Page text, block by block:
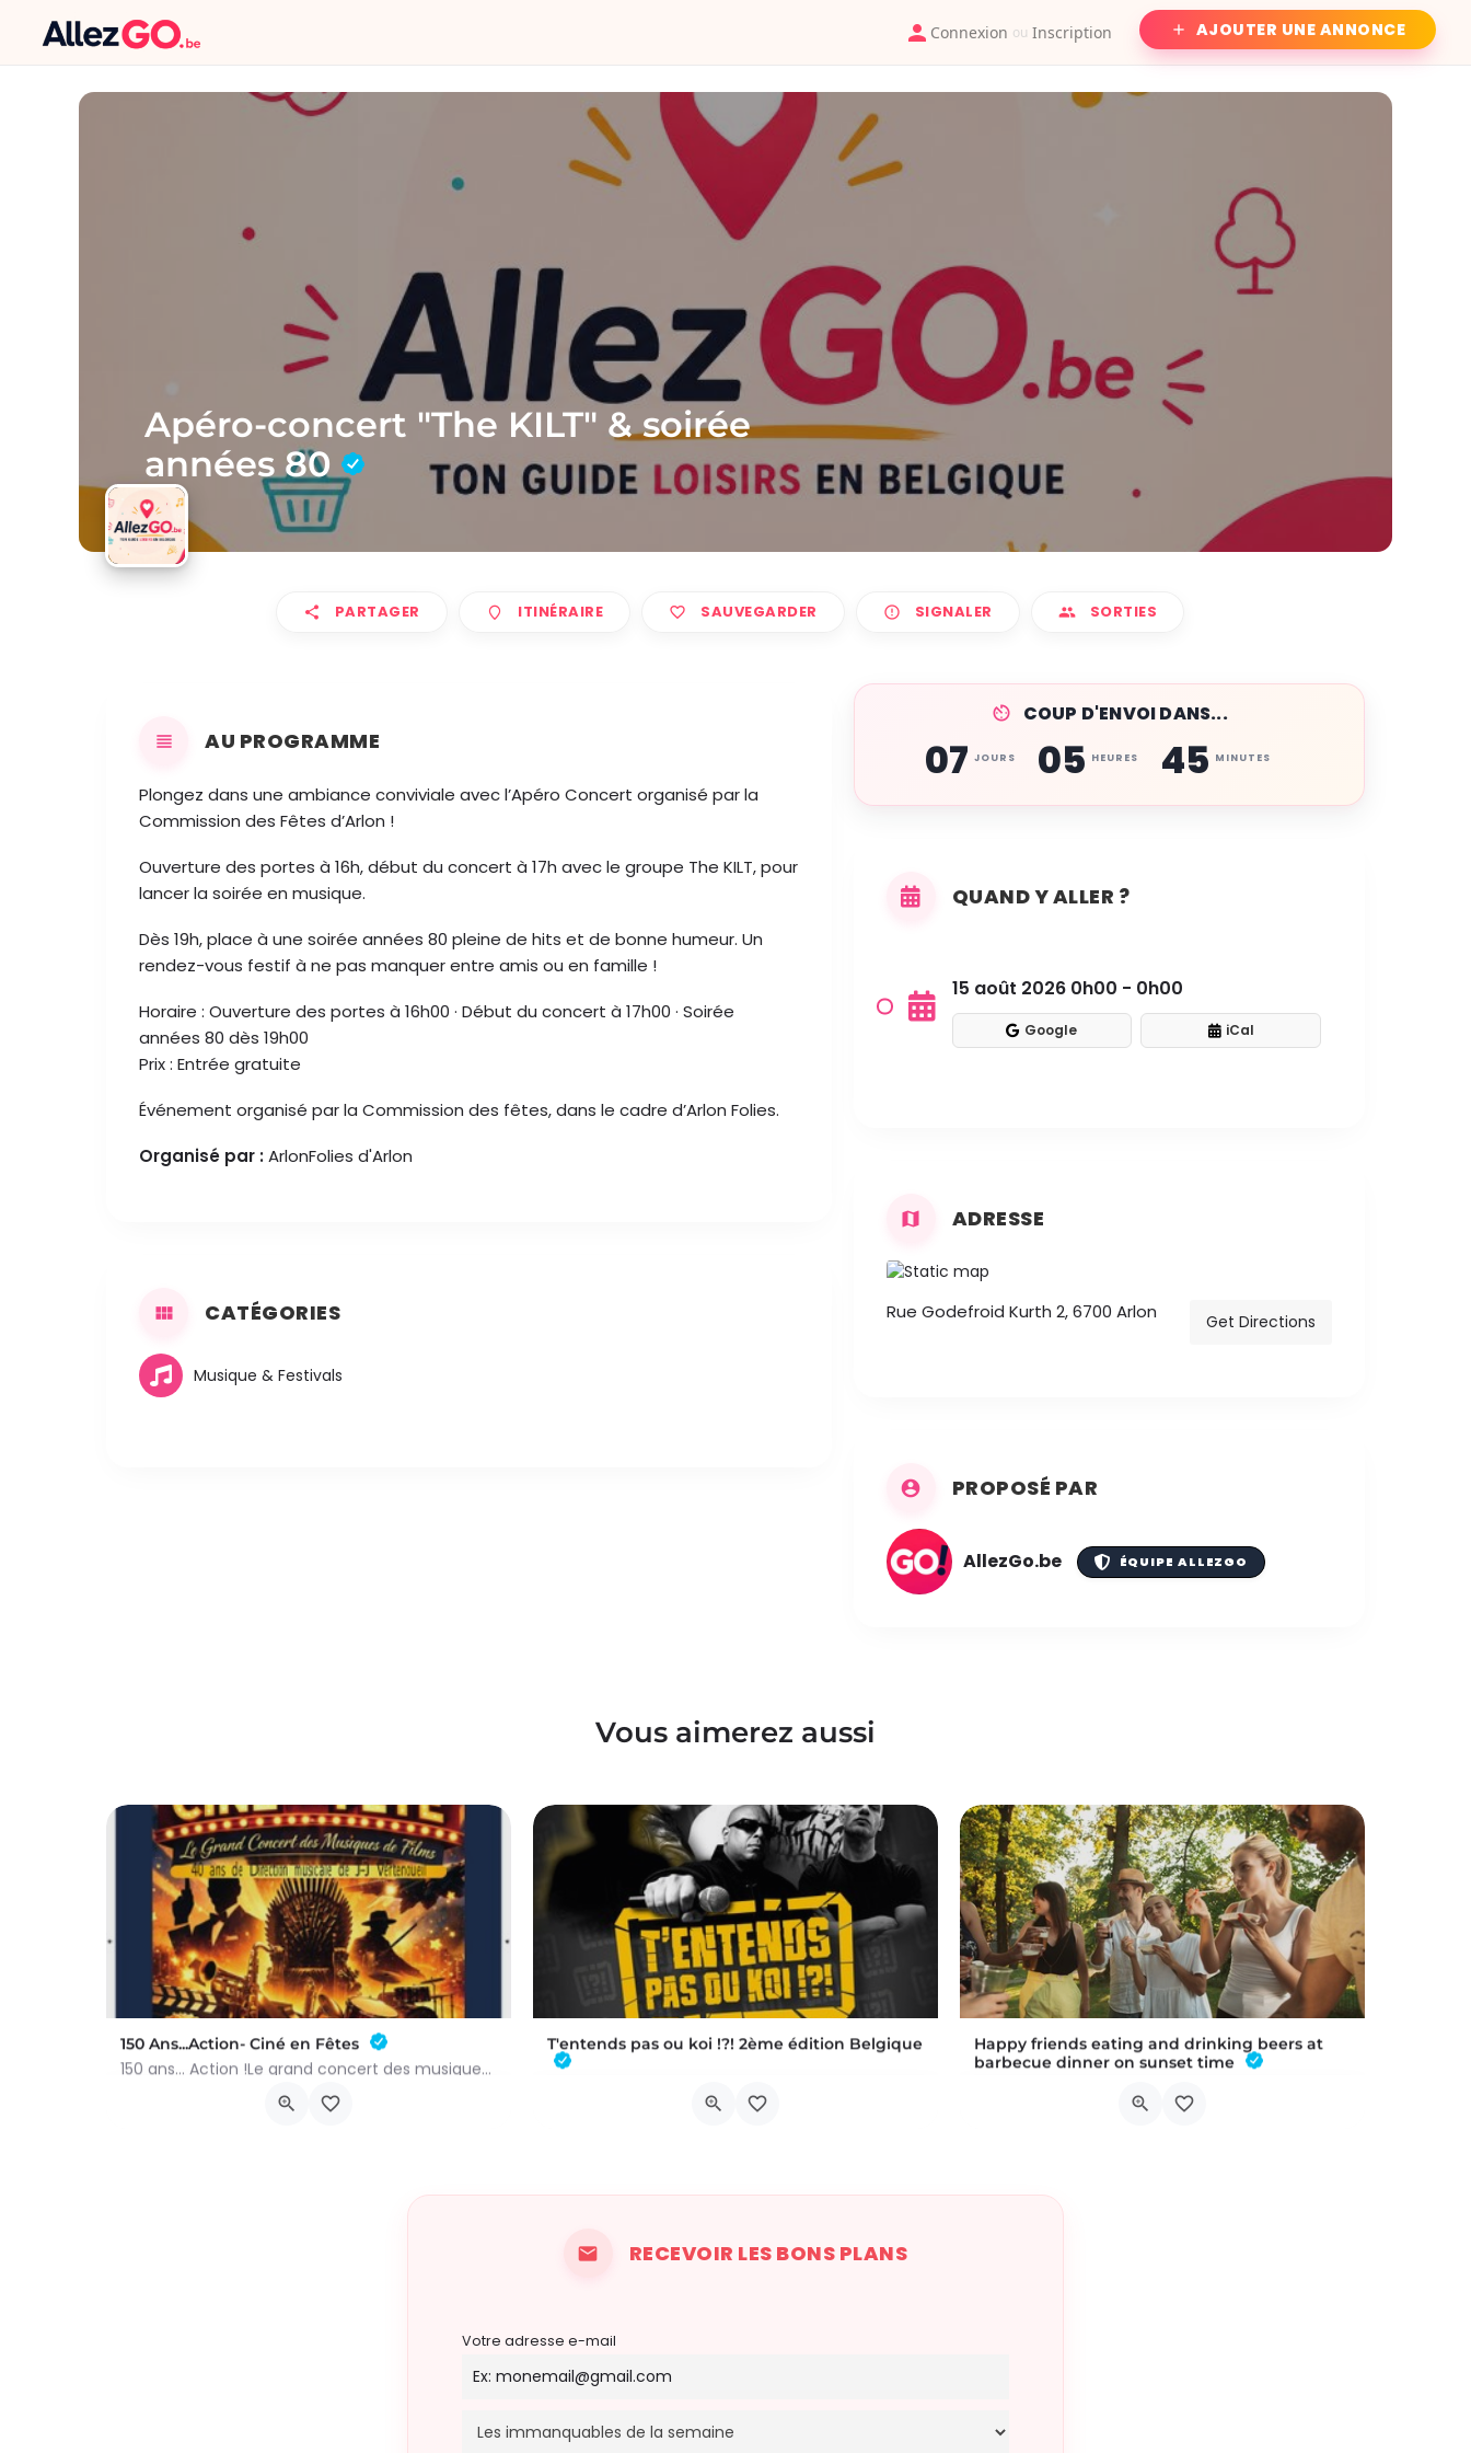
Connexion ou Inscription AJOUTER UNE ANNONCE
Apéro-concert "The KILT" & soirée
années 80
PARTAGER ITINÉRAIRE SAUVEGARDER SIGNALER SORTIES
AU PROGRAMME
Plongez dans une ambiance conviviale avec l’Apéro Concert organisé par la
Commission des Fêtes d’Arlon !
Ouverture des portes à 16h, début du concert à 17h avec le groupe The KILT, pour
lancer la soirée en musique.
Dès 19h, place à une soirée années 80 pleine de hits et de bonne humeur. Un
rendez-vous festif à ne pas manquer entre amis ou en famille !
Horaire : Ouverture des portes à 16h00 · Début du concert à 17h00 · Soirée
années 80 dès 19h00
Prix : Entrée gratuite
Événement organisé par la Commission des fêtes, dans le cadre d’Arlon Folies.
Organisé par :ArlonFolies d'Arlon
CATÉGORIES
Musique & Festivals
COUP D'ENVOI DANS...
07 JOURS 05 HEURES 45 MINUTES
QUAND Y ALLER ?
15 août 2026 0h00 - 0h00
Google iCal
ADRESSE
Rue Godefroid Kurth 2, 6700 Arlon Get Directions
PROPOSÉ PAR
AllezGo.be ÉQUIPE ALLEZGO
Vous aimerez aussi
150 Ans...Action- Ciné en Fêtes
150 ans… Action !Le grand concert des musiques de films – 10 octobre 2026Préparez-vous à vivre une soirée…
T'entends pas ou koi !?! 2ème édition Belgique
Happy friends eating and drinking beers at
barbecue dinner on sunset time
RECEVOIR LES BONS PLANS
Votre adresse e-mail